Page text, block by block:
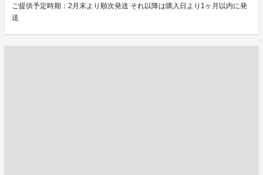
ご提供予定時期：2月末より順次発送 それ以降は購入日より1ヶ月以内に発
送